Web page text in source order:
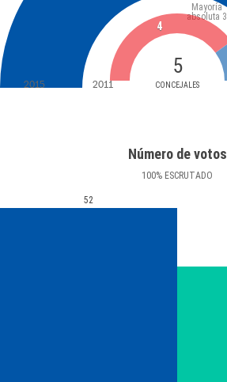
5
CONCEJALES
Mayoría
absoluta 3
4
2015 2011
Número de votos
100% ESCRUTADO
52